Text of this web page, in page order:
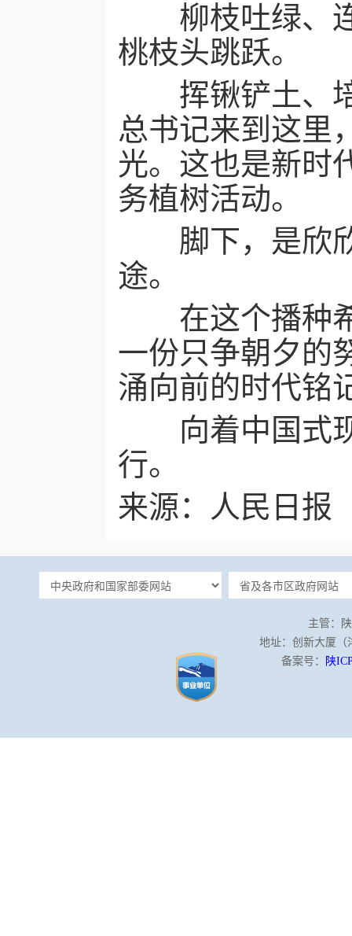
柳枝吐绿、连
桃枝头跳跃。
挥锹铲土、培
总书记来到这里
光。这也是新时
务植树活动。
脚下，是欣欣
途。
在这个播种希
一份只争朝夕的
涌向前的时代铭
向着中国式现
行。
来源：人民日报
主管：
地址：创新大厦（
备案号：
陕